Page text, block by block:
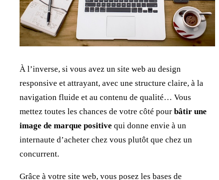
À l’inverse, si vous avez un site web au design
responsive et attrayant, avec une structure claire, à la
navigation fluide et au contenu de qualité… Vous
mettez toutes les chances de votre côté pour bâtir une
image de marque positive qui donne envie à un
internaute d’acheter chez vous plutôt que chez un
concurrent.
Grâce à votre site web, vous posez les bases de